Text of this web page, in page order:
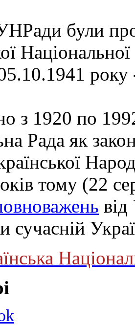
були
року
з 1920 по
Рада як
тому (22
від
сучасній